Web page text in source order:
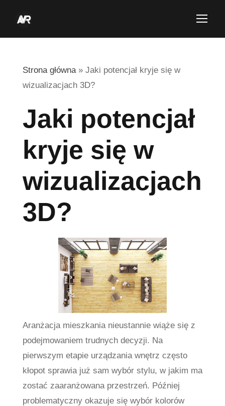
Strona główna» Jaki potencjał kryje się w
wizualizacjach 3D?
Jaki potencjał
kryje się w
wizualizacjach
3D?
Aranżacja mieszkania nieustannie wiąże się z
podejmowaniem trudnych decyzji. Na
pierwszym etapie urządzania wnętrz często
kłopot sprawia już sam wybór stylu, w jakim ma
zostać zaaranżowana przestrzeń. Później
problematyczny okazuje się wybór kolorów